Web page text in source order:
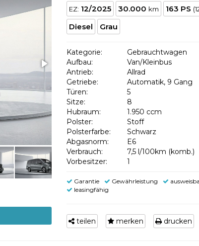
EZ: 12/2025 30.000 km 163 PS
Diesel Grau
Kategorie:
Gebrauchtwagen
Aufbau:
Van/Kleinbus
Antrieb:
Allrad
Getriebe:
Automatik, 9 Gang
Türen:
5
Sitze:
8
Hubraum:
1.950 ccm
Polster:
Stoff
Polsterfarbe:
Schwarz
Abgasnorm:
E6
Verbrauch:
7,5 l/100km (komb.)
Vorbesitzer:
1
Garantie Gewährleistung
leasingfähig
teilen merken drucken